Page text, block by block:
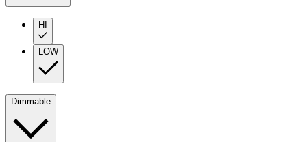
HI
LOW
Dimmable